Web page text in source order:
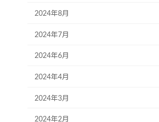
2024年8月
2024年7月
2024年6月
2024年4月
2024年3月
2024年2月